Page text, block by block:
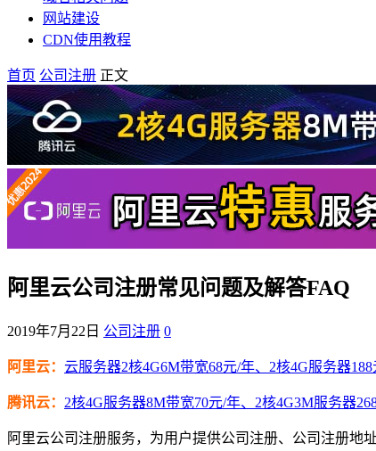
网站建设
CDN使用教程
首页 公司注册 正文
阿里云公司注册常见问题及解答FAQ
2019年7月22日 公司注册 0
阿里云： 云服务器2核4G6M带宽68元/年、2核4G服务器
腾讯云： 2核4G服务器8M带宽70元/年、2核4G3M服务器
阿里云公司注册服务，为用户提供公司注册、公司注册